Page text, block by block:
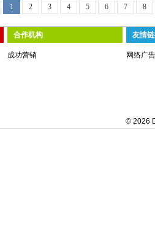
1 2 3 4 5 6 7 8
合作机构
成功营销
友情
网络广
© 2026